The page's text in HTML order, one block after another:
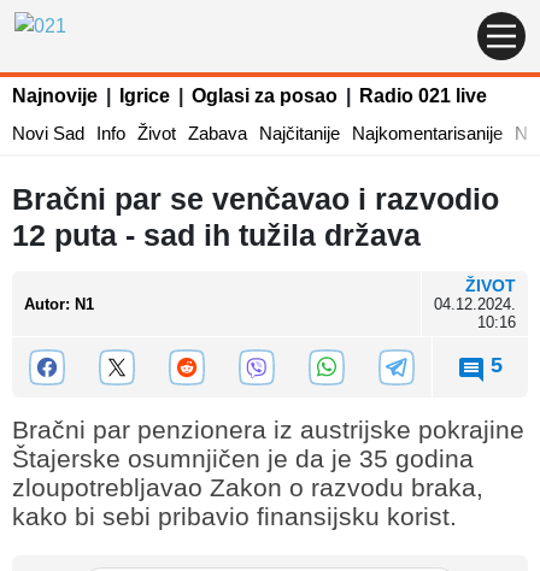
Najnovije Igrice Oglasi za posao
Radio 021 live
Novi Sad
Info Život Zabava Najčitanije Najkomentarisanije
Bračni par se venčavao i razvodio
12 puta - sad ih tužila država
Autor: N1
ŽIVOT
04.12.2024.
10:16
5
Bračni par penzionera iz austrijske pokrajine
Štajerske osumnjičen je da je 35 godina
zloupotrebljavao Zakon o razvodu braka,
kako bi sebi pribavio finansijsku korist.